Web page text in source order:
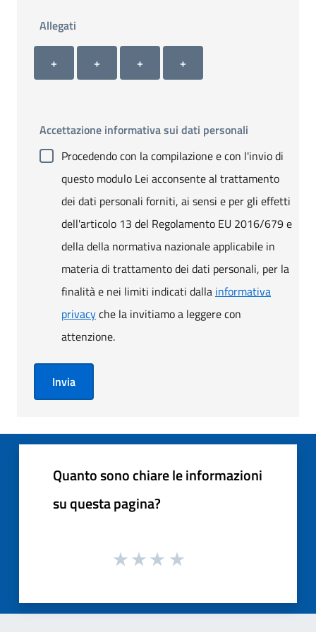
Allegati
Allegato 1
+
Allegato 2
+
Allegato 3
+
Allegato 4
+
Accettazione informativa sui dati personali
Procedendo con la compilazione e con l'invio di
questo modulo Lei acconsente al trattamento
dei dati personali forniti, ai sensi e per gli effetti
dell'articolo 13 del Regolamento EU 2016/679 e
della della normativa nazionale applicabile in
materia di trattamento dei dati personali, per la
finalità e nei limiti indicati dalla informativa
privacyche la invitiamo a leggere con
attenzione.
Invia
Quanto sono chiare le informazioni
su questa pagina?